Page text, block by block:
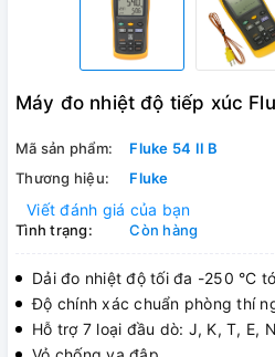
Máy đo nhiệt độ tiếp xúc
Mã sản phẩm:
Fluke 54 II B
Thương hiệu:
Fluke
Viết đánh giá của bạn
Tình trạng: Còn hàng
Dải đo nhiệt độ tối đa -250 °C
Độ chính xác chuẩn phòng thí
Hỗ trợ 7 loại đầu dò: J, K, T, E,